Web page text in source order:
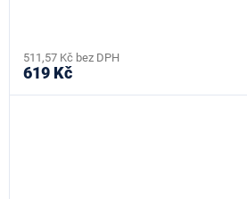
511,57 Kč bez DPH
619 Kč